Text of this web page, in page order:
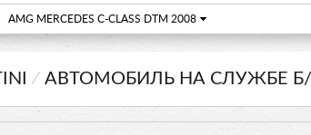
AMG MERCEDES C-CLASS DTM 2008
⁄ АВТОМОБИЛЬ НА СЛУЖБЕ